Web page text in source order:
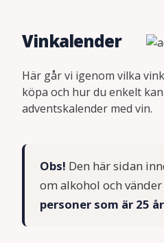
Vinkalender
Här går vi igenom vilka
köpa och hur du enkelt
adventskalender med vin.
Obs! Den här sidan
om alkohol och
personer som är 25